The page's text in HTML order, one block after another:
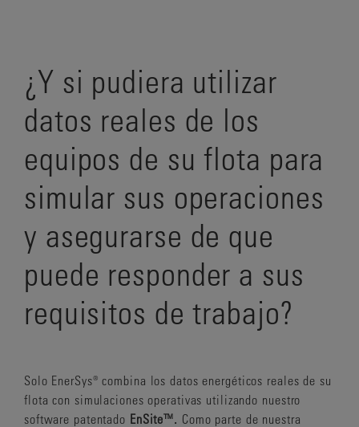
¿Y si pudiera utilizar
datos reales de los
equipos de su flota para
simular sus operaciones
y asegurarse de que
puede responder a sus
requisitos de trabajo?
Solo EnerSys® combina los datos energéticos reales de su
flota con simulaciones operativas utilizando nuestro
software patentado EnSite™.
Como parte de nuestra